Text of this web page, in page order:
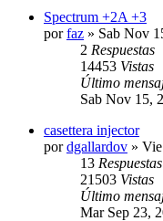
Spectrum +2A +3
porfaz » Sab Nov
2 Respuestas
14453 Vistas
Último
Sab Nov 15,
casettera injector
pordgallardov »
13 Respuestas
21503 Vistas
Último
Mar Sep 23,